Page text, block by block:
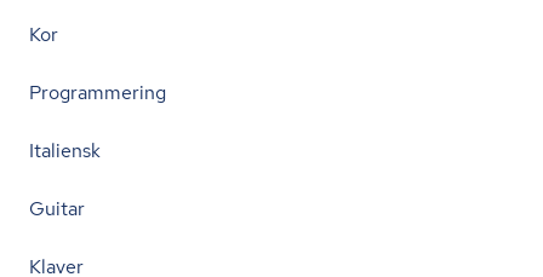
Kor
Programmering
Italiensk
Guitar
Klaver